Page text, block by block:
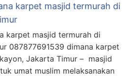
karpet masjid termurah di
karpet masjid termurah di
087877691539 dimana karpet
Jakarta Timur – masjid
umat muslim melaksanakan